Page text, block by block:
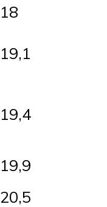
18
19,1
19,4
19,9
20,5